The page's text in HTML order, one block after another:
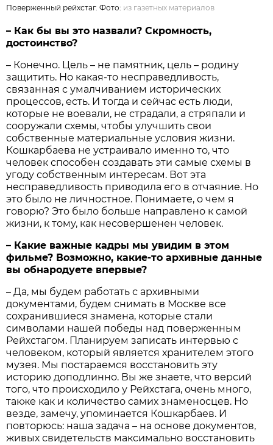
Поверженный рейхстаг. Фото: из газетных материалов
– Как бы вы это назвали? Скромность,
достоинство?
– Конечно. Цель – не памятник, цель – родину
защитить. Но какая-то несправедливость,
связанная с умалчиванием исторических
процессов, есть. И тогда и сейчас есть люди,
которые не воевали, не страдали, а стряпали и
сооружали схемы, чтобы улучшить свои
собственные материальные условия жизни.
Кошкарбаева не устраивало именно то, что
человек способен создавать эти самые схемы в
угоду собственным интересам. Вот эта
несправедливость приводила его в отчаяние. Но
это было не личностное. Понимаете, о чем я
говорю? Это было больше направлено к самой
жизни, к тому, как несовершенен человек.
– Какие важные кадры мы увидим в этом
фильме? Возможно, какие-то архивные данные
вы обнародуете впервые?
– Да, мы будем работать с архивными
документами, будем снимать в Москве все
сохранившиеся знамена, которые стали
символами нашей победы над поверженным
Рейхстагом. Планируем записать интервью с
человеком, который является хранителем этого
музея. Мы постараемся восстановить эту
историю доподлинно. Вы же знаете, что версий
того, что происходило у Рейхстага, очень много,
также как и количество самих знаменосцев. Но
везде, замечу, упоминается Кошкарбаев. И
повторюсь: наша задача – на основе документов,
живых свидетельств максимально восстановить